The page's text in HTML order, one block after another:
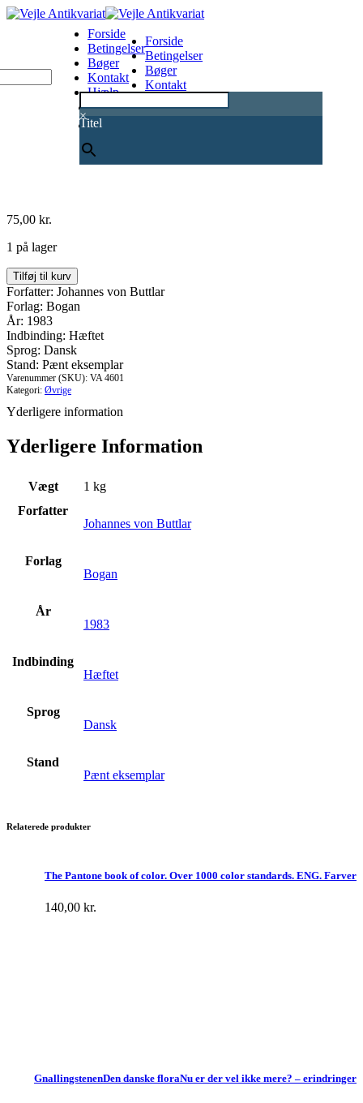
×
Titel
Forside
Betingelser
Bøger
Kontakt
Hjælp
0
Forside
Betingelser
Bøger
Kontakt
75,00 kr.
1 på lager
Einstein-
Rosen
broen
-
kontakt
med
intelligens
i
verdensrummet
antal
Tilføj til kurv
Forfatter: Johannes von Buttlar
Forlag: Bogan
År: 1983
Indbinding: Hæftet
Sprog: Dansk
Stand: Pænt eksemplar
Varenummer (SKU): VA 4601
Kategori: Øvrige
Yderligere information
Yderligere Information
Vægt
1 kg
Forfatter
Johannes von Buttlar
Forlag
Bogan
År
1983
Indbinding
Hæftet
Sprog
Dansk
Stand
Pænt eksemplar
Relaterede produkter
The Pantone book of color. Over 1000 color standards. ENG. Farver
140,00 kr.
Nu er der vel ikke mere? – erindringer
Den danske flora
Gnallingstenen